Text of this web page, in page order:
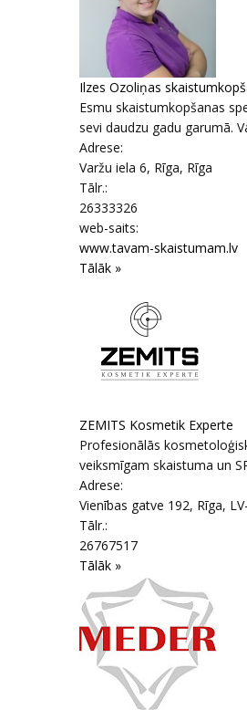
Ilzes Ozoliņas
Esmu skaistumkopšanas
sevi daudzu gadu garumā.
Adrese:
Varžu iela 6, Rīga, Rīga
Tālr.:
26333326
web-saits:
www.tavam-skaistumam.lv
Tālāk »
ZEMITS Kosmetik Experte
Profesionālās
veiksmīgam skaistuma un
Adrese:
Vienības gatve 192, Rīga,
Tālr.:
26767517
Tālāk »